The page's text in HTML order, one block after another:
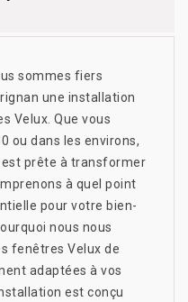
sommes fiers
une installation
Velux. Que vous
ou dans les environs,
prête à transformer
à quel point
pour votre bien-
nous nous
fenêtres Velux de
adaptées à vos
est conçu